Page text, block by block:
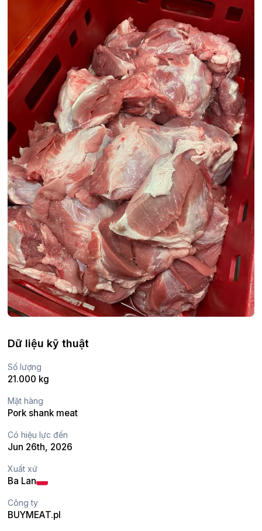
Dữ liệu kỹ thuật
Số lượng
21.000 kg
Mặt hàng
Pork shank meat
Có hiệu lực đến
Jun 26th, 2026
Xuất xứ
Ba Lan
Công ty
BUYMEAT.pl